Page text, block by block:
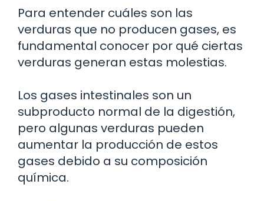
Para entender cuáles son las
verduras que no producen gases, es
fundamental conocer por qué ciertas
verduras generan estas molestias.
Los gases intestinales son un
subproducto normal de la digestión,
pero algunas verduras pueden
aumentar la producción de estos
gases debido a su composición
química.